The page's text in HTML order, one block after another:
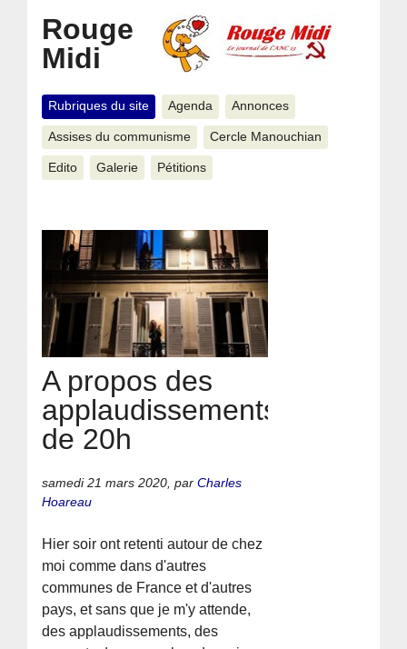
Rouge
Midi
Rubriques du site Agenda Annonces
Assises du communisme Cercle Manouchian
Edito Galerie Pétitions
A propos des
applaudissements
de 20h
samedi 21 mars 2020 ,parCharles
Hoareau
Hier soir ont retenti autour de chez
moi comme dans d'autres
communes de France et d'autres
pays, et sans que je m'y attende,
des applaudissements, des